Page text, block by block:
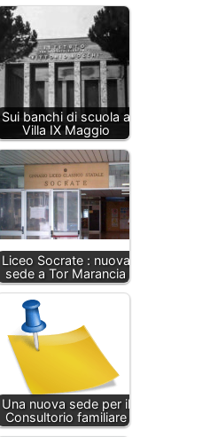
Sui banchi di scuola a
Villa IX Maggio
Liceo Socrate : nuova
sede a Tor Marancia
Una nuova sede per il
Consultorio familiare